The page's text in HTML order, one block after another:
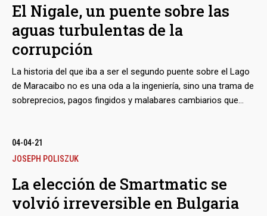
investigan en un tribunal de Miami.
El Nigale, un puente sobre las
aguas turbulentas de la
corrupción
La historia del que iba a ser el segundo puente sobre el Lago
de Maracaibo no es una oda a la ingeniería, sino una trama de
sobreprecios, pagos fingidos y malabares cambiarios que
cientos de millones de dólares invertidos. El documento de un
contrato entre Odebrecht y uno de sus proveedores, una
permite echar un vistazo a una muestra en pequeño de las
prácticas que a la larga conformaron un fraude monumental
04-04-21
JOSEPH POLISZUK
La elección de Smartmatic se
volvió irreversible en Bulgaria